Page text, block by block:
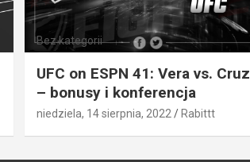
Bez kategorii
UFC on ESPN 41: Vera vs. Cruz
– bonusy i konferencja
niedziela, 14 sierpnia, 2022 Rabittt